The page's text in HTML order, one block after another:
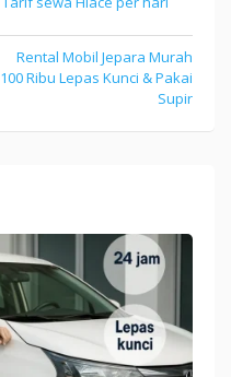
Rental Mobil Jepara Murah
100 Ribu Lepas Kunci & Pakai
Supir